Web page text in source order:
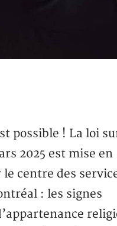
possible ! La loi
2025 est mise en
centre des
: les signes